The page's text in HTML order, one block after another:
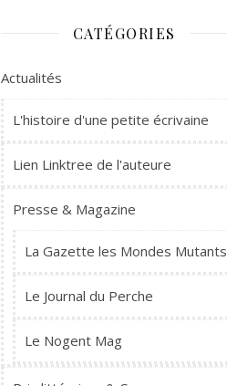
CATÉGORIES
Actualités
L'histoire d'une petite écrivaine
Lien Linktree de l'auteure
Presse & Magazine
La Gazette les Mondes Mutants
Le Journal du Perche
Le Nogent Mag